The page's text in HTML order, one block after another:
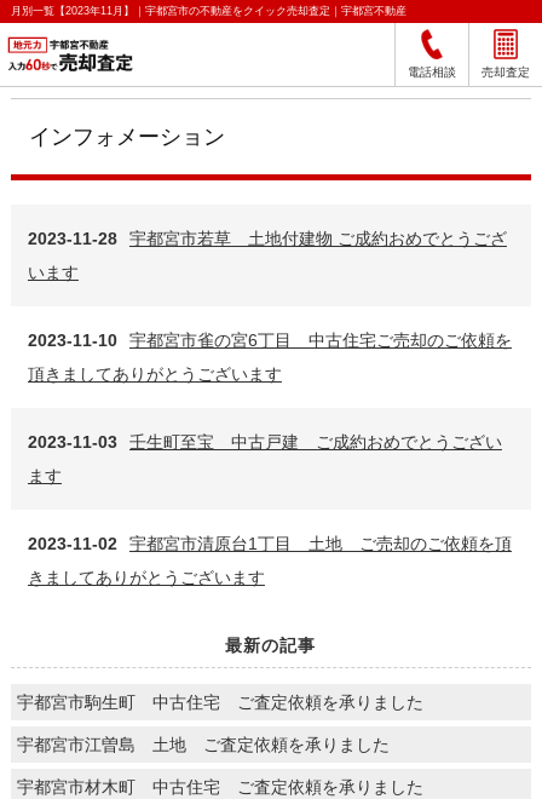
月別一覧【2023年11月】｜宇都宮市の不動産をクイック売却査定｜宇都宮不動産
電話相談 売却査定
インフォメーション
2023-11-28
宇都宮市若草 土地付建物 ご成約おめでとうござ
います
2023-11-10
宇都宮市雀の宮6丁目 中古住宅ご売却のご依頼を
頂きましてありがとうございます
2023-11-03
壬生町至宝 中古戸建 ご成約おめでとうござい
ます
2023-11-02
宇都宮市清原台1丁目 土地 ご売却のご依頼を頂
きましてありがとうございます
最新の記事
宇都宮市駒生町 中古住宅 ご査定依頼を承りました
宇都宮市江曽島 土地 ご査定依頼を承りました
宇都宮市材木町 中古住宅 ご査定依頼を承りました